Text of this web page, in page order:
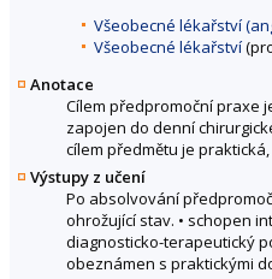
Všeobecné lékařství
Všeobecné lékařství
Anotace
Cílem předpromoční praxe
zapojen do denní
cílem předmětu je
Výstupy z učení
Po absolvování
ohrožující stav. • schopen
diagnosticko-terapeutický
obeznámen s praktickými